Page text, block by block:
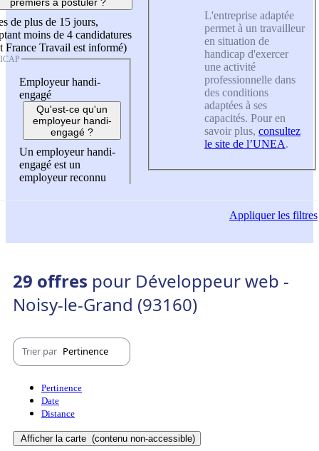
de plus de 15 jours,
moins de 4 candidatures
France Travail est informé)
Employeur handi-
engagé
Qu'est-ce qu'un
employeur handi-
engagé ?
Un employeur handi-
engagé est un
employeur reconnu
L'entreprise adaptée
permet à un travailleur
en situation de
handicap d'exercer
une activité
professionnelle dans
des conditions
adaptées à ses
capacités. Pour en
savoir plus, consultez
le site de l’UNEA.
Appliquerles filtres
29 offres pour Développeur web -
Noisy-le-Grand (93160)
Trier par Pertinence
Pertinence
Date
Distance
Afficher la carte (contenu non-accessible)